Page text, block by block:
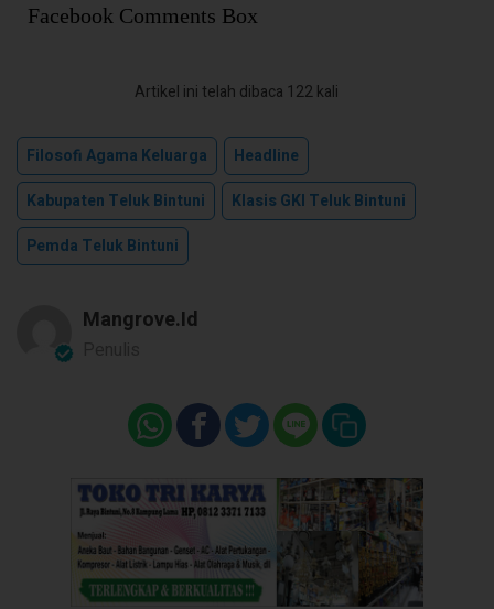
Facebook Comments Box
Artikel ini telah dibaca 122 kali
Filosofi Agama Keluarga
Headline
Kabupaten Teluk Bintuni
Klasis GKI Teluk Bintuni
Pemda Teluk Bintuni
Mangrove.id